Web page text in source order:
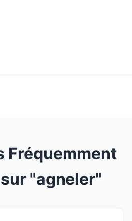
Fréquemment
"agneler"